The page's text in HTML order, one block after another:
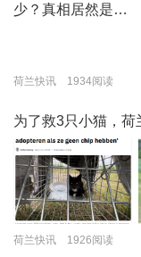
少？真相居然是…
荷兰快讯 1934阅读
为了救3只小猫，荷
荷兰快讯 1926阅读